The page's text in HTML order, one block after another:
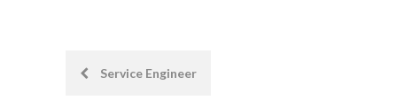
PostService Engineer